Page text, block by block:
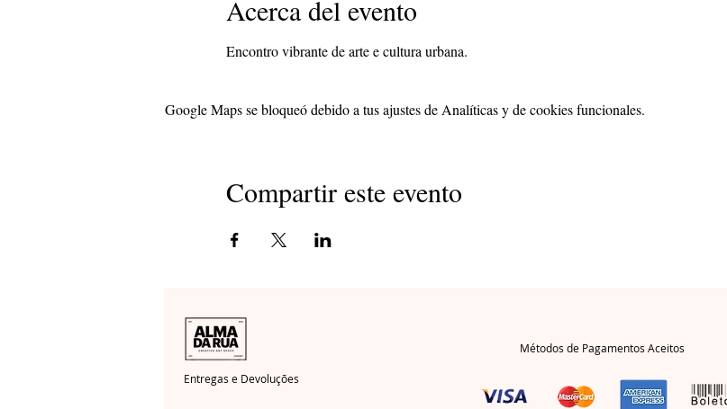
Acerca del evento
Encontro vibrante de arte e cultura urbana.
Google Maps se bloqueó debido a tus ajustes de Analíticas y de cookies funcionales.
Compartir este evento
Entregas e Devoluções
Métodos de Pagamentos Aceitos